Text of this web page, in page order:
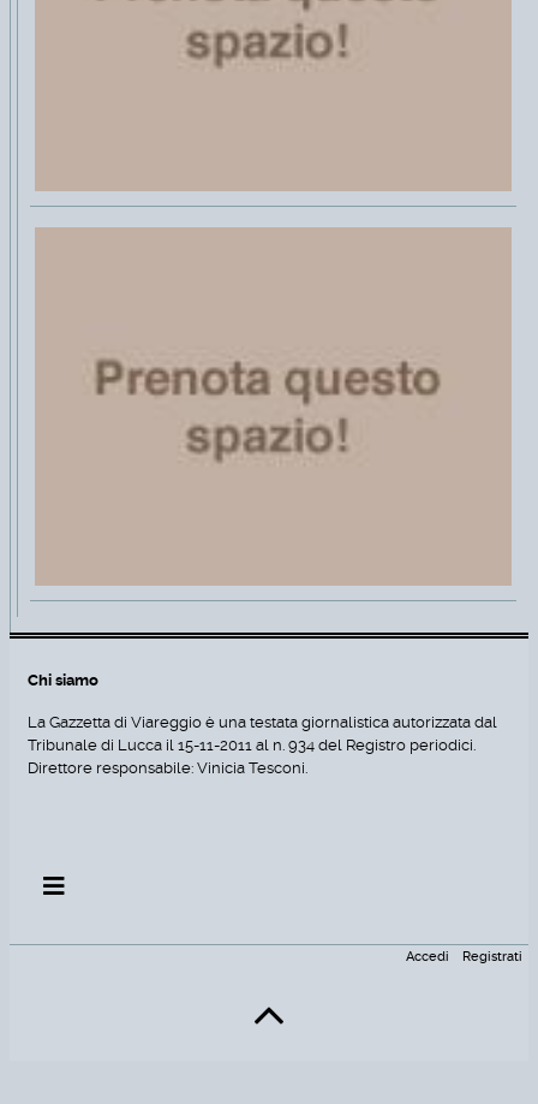
Chi siamo
La Gazzetta di Viareggio è una testata giornalistica autorizzata dal
Tribunale di Lucca il 15-11-2011 al n. 934 del Registro periodici.
Direttore responsabile: Vinicia Tesconi.
Accedi Registrati